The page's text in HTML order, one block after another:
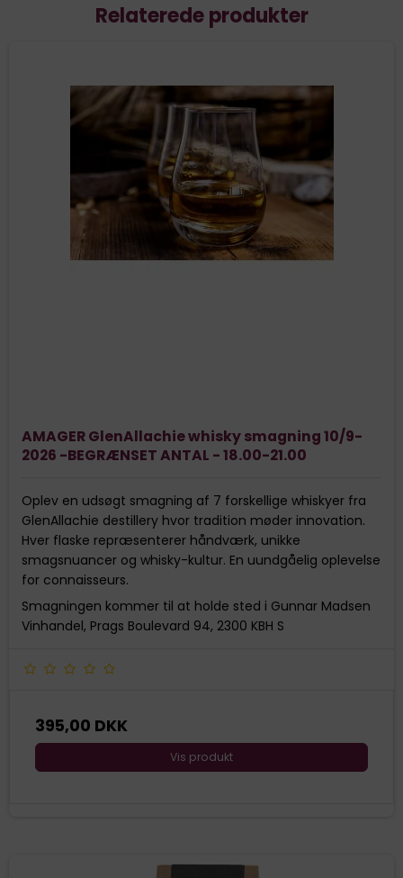
Relaterede produkter
AMAGER GlenAllachie whisky smagning 10/9-
2026 -BEGRÆNSET ANTAL - 18.00-21.00
Oplev en udsøgt smagning af 7 forskellige whiskyer fra
GlenAllachie destillery hvor tradition møder innovation.
Hver flaske repræsenterer håndværk, unikke
smagsnuancer og whisky-kultur. En uundgåelig oplevelse
for connaisseurs.
Smagningen kommer til at holde sted i Gunnar Madsen
Vinhandel, Prags Boulevard 94, 2300 KBH S
395,00 DKK
Vis produkt